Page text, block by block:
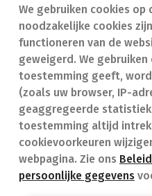
We gebruiken cookies
noodzakelijke cookies
functioneren van de
geweigerd. We
toestemming geeft,
(zoals uw browser, IP-
geaggregeerde
toestemming altijd
cookievoorkeuren
webpagina. Zie ons
persoonlijke gegevens
Vind een apotheek
Onze expertise
Ziekten
Geneesmiddelen